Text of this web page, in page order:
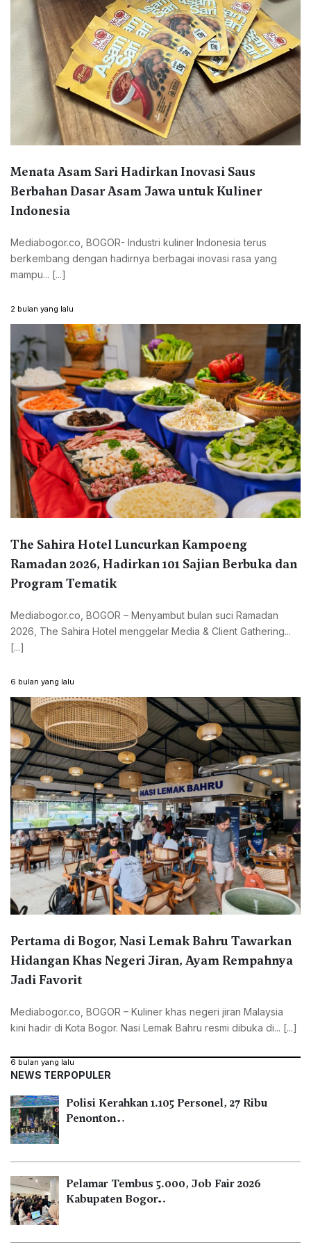
Menata Asam Sari Hadirkan Inovasi Saus
Berbahan Dasar Asam Jawa untuk Kuliner
Indonesia
Mediabogor.co, BOGOR- Industri kuliner Indonesia terus
berkembang dengan hadirnya berbagai inovasi rasa yang
mampu... [...]
2 bulan yang lalu
The Sahira Hotel Luncurkan Kampoeng
Ramadan 2026, Hadirkan 101 Sajian Berbuka dan
Program Tematik
Mediabogor.co, BOGOR – Menyambut bulan suci Ramadan
2026, The Sahira Hotel menggelar Media & Client Gathering...
[...]
6 bulan yang lalu
Pertama di Bogor, Nasi Lemak Bahru Tawarkan
Hidangan Khas Negeri Jiran, Ayam Rempahnya
Jadi Favorit
Mediabogor.co, ‎BOGOR – Kuliner khas negeri jiran Malaysia
kini hadir di Kota Bogor. Nasi Lemak Bahru resmi dibuka di... [...]
6 bulan yang lalu
NEWS TERPOPULER
Polisi Kerahkan 1.105 Personel, 27 Ribu
Penonton…
Pelamar Tembus 5.000, Job Fair 2026
Kabupaten Bogor…